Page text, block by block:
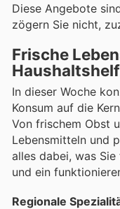
Diese Angebote
zögern Sie nicht,
Frische
In dieser Woche
Konsum auf die
Von frischem Obst
Lebensmitteln und
alles dabei, was
und ein
Regionale